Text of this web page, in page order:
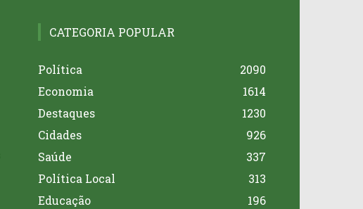
CATEGORIA POPULAR
Política
2090
Economia
1614
Destaques
1230
Cidades
926
Saúde
337
Política Local
313
Educação
196